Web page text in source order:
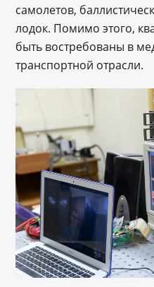
самолетов,
лодок. Помимо этого,
быть востребованы в
транспортной отрасли.